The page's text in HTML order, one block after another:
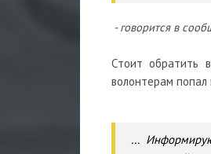
- говорится в
Стоит обратить
волонтерам
...